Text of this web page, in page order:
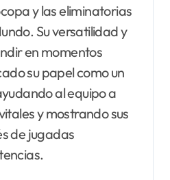
y las eliminatorias
Su versatilidad y
en momentos
su papel como un
al equipo a
y mostrando sus
de jugadas